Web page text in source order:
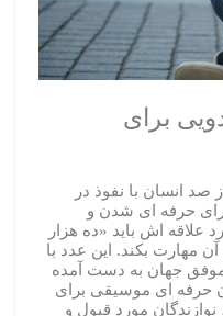
برای
انسان با نفوذ در
حرفه ای شدن و
اش باید «ده هزار
مهارت بکند. این عدد با
موفق جهان به دست آمده
حرفه ای موسیقی برای
مورد قبول و